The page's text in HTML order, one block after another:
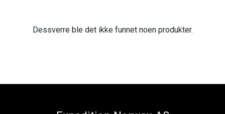
Dessverre ble det ikke funnet noen produkter.